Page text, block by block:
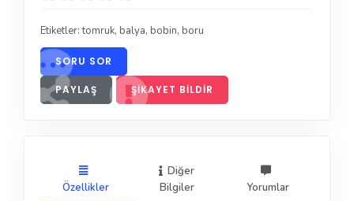
Etiketler:tomruk, balya, bobin, boru
SORU SOR
PAYLAŞ ŞIKAYET BILDIR
Özellikler
Diğer
Bilgiler
Yorumlar